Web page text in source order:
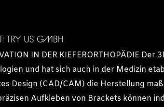
TRY US GMBH
IN DER KIEFERORTHOPÄDIE
und hat sich auch in der Medizin
Design (CAD/CAM) die Herstellung
Aufkleben von Brackets können